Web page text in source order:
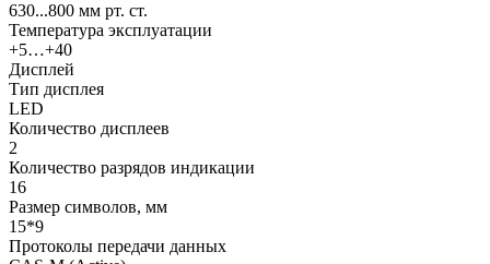
630...800 мм рт. ст.
Температура эксплуатации
+5…+40
Дисплей
Тип дисплея
LED
Количество дисплеев
2
Количество разрядов индикации
16
Размер символов, мм
15*9
Протоколы передачи данных